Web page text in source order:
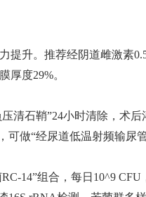
提升。推荐经阴道雌激素
厚度29%。
清石鞘”24小时清除，术
做“经尿道低温射频输尿
14”组合，每日10^9 CFU